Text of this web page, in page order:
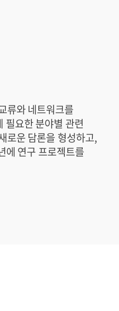
류와 네트워크를
필요한 분야별 관련
로운 담론을 형성하고,
에 연구 프로젝트를